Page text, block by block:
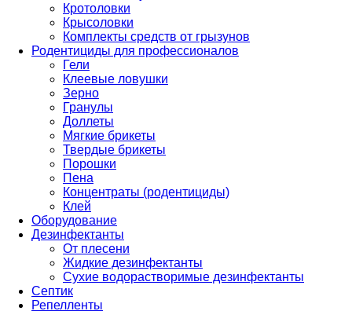
Кротоловки
Крысоловки
Комплекты средств от грызунов
Родентициды для профессионалов
Гели
Клеевые ловушки
Зерно
Гранулы
Доллеты
Мягкие брикеты
Твердые брикеты
Порошки
Пена
Концентраты (родентициды)
Клей
Оборудование
Дезинфектанты
От плесени
Жидкие дезинфектанты
Сухие водорастворимые дезинфектанты
Септик
Репелленты